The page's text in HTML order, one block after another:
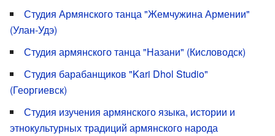
Студия Армянского танца "Жемчужина Армении"
(Улан-Удэ)
Студия армянского танца "Назани" (Кисловодск)
Студия барабанщиков "Kari Dhol Studio"
(Георгиевск)
Студия изучения армянского языка, истории и
этнокультурных традиций армянского народа